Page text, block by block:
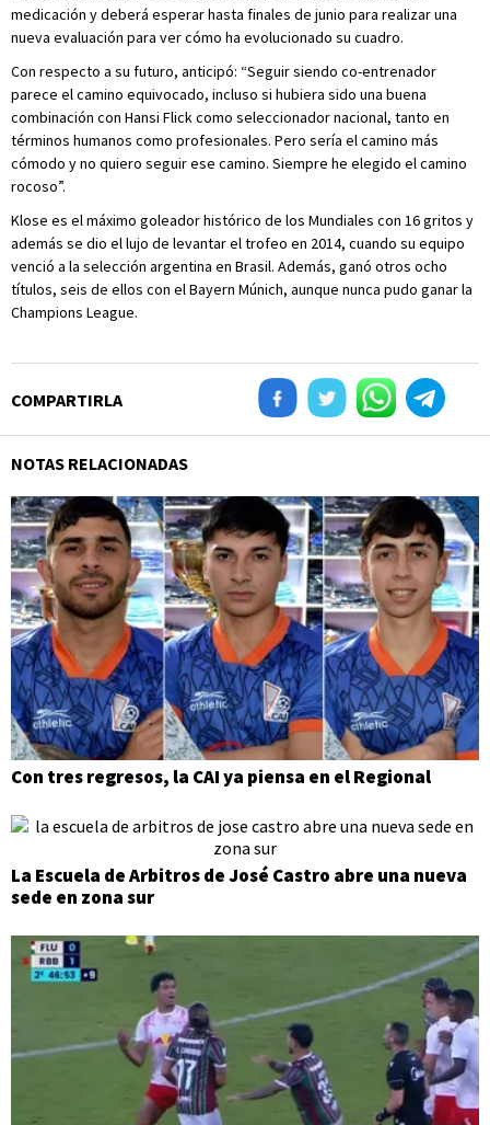
medicación y deberá esperar hasta finales de junio para realizar una
nueva evaluación para ver cómo ha evolucionado su cuadro.
Con respecto a su futuro, anticipó: “Seguir siendo co-entrenador
parece el camino equivocado, incluso si hubiera sido una buena
combinación con Hansi Flick como seleccionador nacional, tanto en
términos humanos como profesionales. Pero sería el camino más
cómodo y no quiero seguir ese camino. Siempre he elegido el camino
rocoso”.
Klose es el máximo goleador histórico de los Mundiales con 16 gritos y
además se dio el lujo de levantar el trofeo en 2014, cuando su equipo
venció a la selección argentina en Brasil. Además, ganó otros ocho
títulos, seis de ellos con el Bayern Múnich, aunque nunca pudo ganar la
Champions League.
COMPARTIRLA
NOTAS RELACIONADAS
Con tres regresos, la CAI ya piensa en el Regional
La Escuela de Arbitros de José Castro abre una nueva
sede en zona sur